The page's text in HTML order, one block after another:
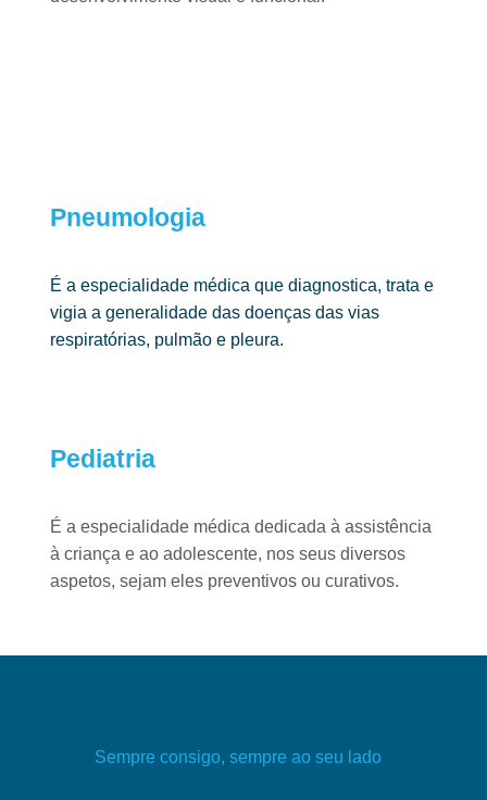
Pneumologia ​
É a especialidade médica que diagnostica, trata e
vigia a generalidade das doenças das vias
respiratórias, pulmão e pleura.
Pediatria
É a especialidade médica dedicada à assistência
à criança e ao adolescente, nos seus diversos
aspetos, sejam eles preventivos ou curativos.
Sempre consigo, sempre ao seu lado